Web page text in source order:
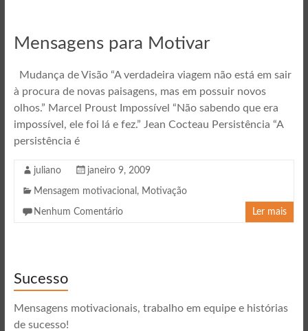
Mensagens para Motivar
Mudança de Visão “A verdadeira viagem não está em sair
à procura de novas paisagens, mas em possuir novos
olhos.” Marcel Proust Impossível “Não sabendo que era
impossível, ele foi lá e fez.” Jean Cocteau Persistência “A
persistência é
juliano janeiro 9, 2009
Mensagem motivacional , Motivação
Nenhum Comentário Ler mais
Sucesso
Mensagens motivacionais, trabalho em equipe e histórias
de sucesso!